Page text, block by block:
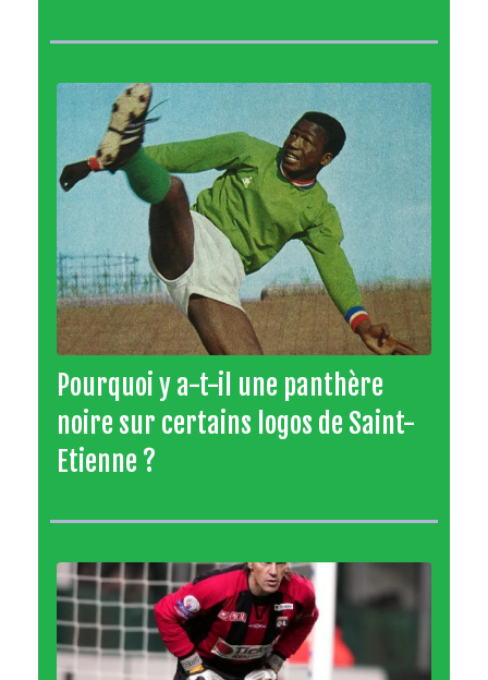
Pourquoi y a-t-il une panthère
noire sur certains logos de Saint-
Etienne ?